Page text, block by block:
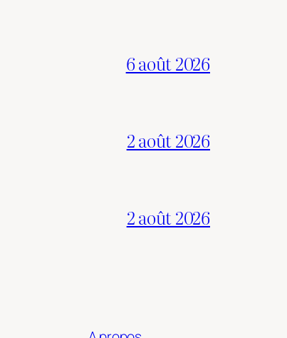
6 août 2026
2 août 2026
2 août 2026